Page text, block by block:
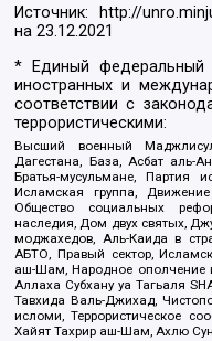
Источник: http://
на23.12.2021
* Единый федеральный
иностранных и
соответствии с
террористическими:
Высший военный
Дагестана, База, Асбат аль-
Братья-мусульмане, Партия
Исламская группа,
Общество социальных
наследия, Дом двух святых,
моджахедов, Аль-Каида в
АБТО, Правый сектор,
аш-Шам, Народное
Аллаха Субхану уа Тагьаля
Тавхида Валь-Джихад,
исломи, Террористическое
Хайят Тахрир аш-Шам, Ахлю